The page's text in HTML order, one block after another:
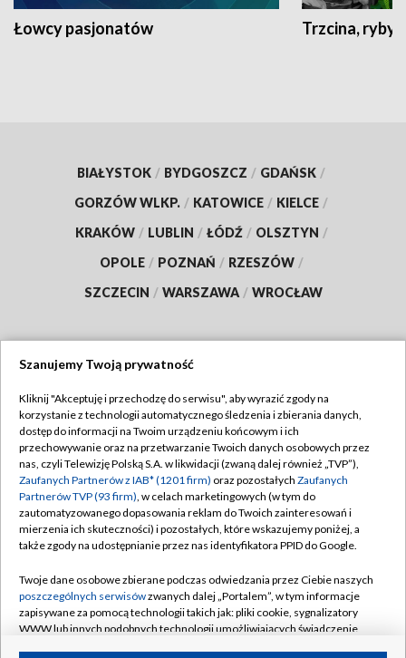
Łowcy pasjonatów Trzcina, ryby
BIAŁYSTOK / BYDGOSZCZ / GDAŃSK /
GORZÓW WLKP. / KATOWICE / KIELCE /
KRAKÓW / LUBLIN / ŁÓDŹ / OLSZTYN /
OPOLE / POZNAŃ / RZESZÓW /
SZCZECIN / WARSZAWA / WROCŁAW
TVP
Abonament TVP
Emisja w TVP
Centrum informacji TVP
Naziemna Telewizja Cyfrowa
Rada Programowa
System NOS
Informacje o nadawcy
Regulamin TVP
Polityka prywatności
Moje zgody
Pomoc
Kontakt
Szanujemy Twoją prywatność
Kliknij "Akceptuję i przechodzę do serwisu", aby wyrazić zgody na
korzystanie z technologii automatycznego śledzenia i zbierania danych,
dostęp do informacji na Twoim urządzeniu końcowym i ich
przechowywanie oraz na przetwarzanie Twoich danych osobowych przez
nas, czyli Telewizję Polską S.A. w likwidacji (zwaną dalej również „TVP”),
Zaufanych Partnerów z IAB* (1201 firm) oraz pozostałych Zaufanych
Partnerów TVP (93 firm), w celach marketingowych (w tym do
zautomatyzowanego dopasowania reklam do Twoich zainteresowań i
mierzenia ich skuteczności) i pozostałych, które wskazujemy poniżej, a
także zgody na udostępnianie przez nas identyfikatora PPID do Google.
Twoje dane osobowe zbierane podczas odwiedzania przez Ciebie naszych
poszczególnych serwisówzwanych dalej „Portalem”, w tym informacje
zapisywane za pomocą technologii takich jak: pliki cookie, sygnalizatory
WWW lub innych podobnych technologii umożliwiających świadczenie